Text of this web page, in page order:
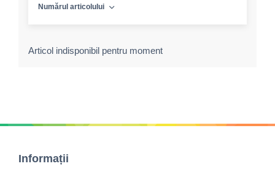
Numărul articolului
Articol indisponibil pentru moment
Informații